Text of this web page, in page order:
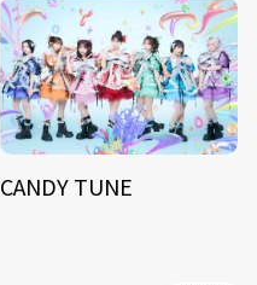
CANDY TUNE